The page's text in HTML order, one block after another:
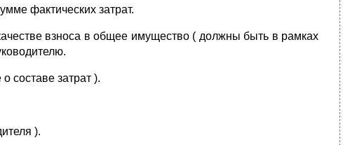
фактических затрат.
взноса в общее имущество ( должны быть в рамках
составе затрат ).
).